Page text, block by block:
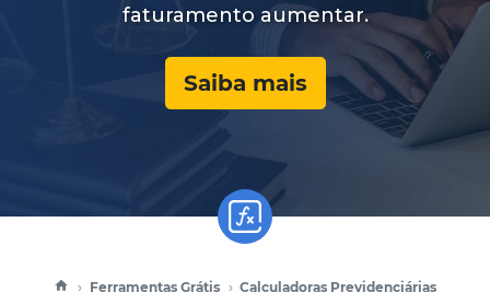
faturamento aumentar.
Saiba mais
Ferramentas Grátis Calculadoras Previdenciárias